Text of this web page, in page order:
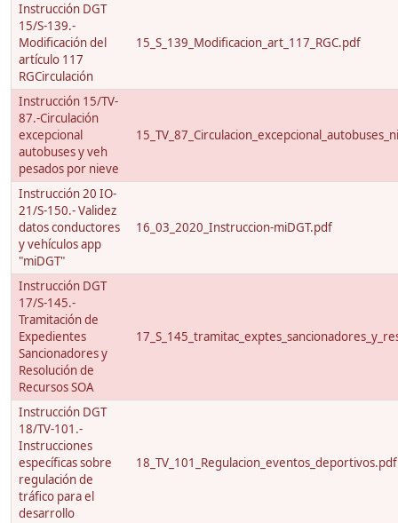
Instrucción DGT
15/S-139.-
Modificación del
artículo 117
RGCirculación
15_S_139_Modificacion_art_117_RGC.pdf
Instrucción 15/TV-
87.-Circulación
excepcional
autobuses y veh
pesados por nieve
Instrucción 20 IO-
21/S-150.- Validez
datos conductores
y vehículos app
"miDGT"
16_03_2020_Instruccion-miDGT.pdf
Instrucción DGT
17/S-145.-
Tramitación de
Expedientes
Sancionadores y
Resolución de
Recursos SOA
Instrucción DGT
18/TV-101.-
Instrucciones
específicas sobre
regulación de
tráfico para el
desarrollo
18_TV_101_Regulacion_eventos_deportivos.pdf